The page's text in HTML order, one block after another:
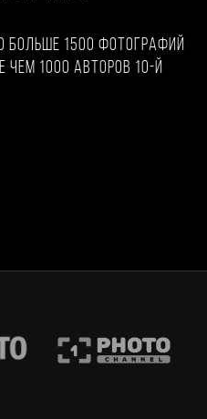
больше 1500 фотографий
чем 1000 авторов 10-й